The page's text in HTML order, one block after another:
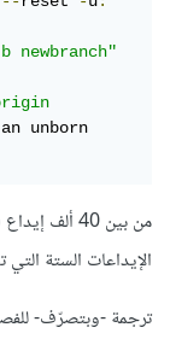
newbranch"
an unborn
الإيداعات الستة التي
ترجمة -وبتصرّف-